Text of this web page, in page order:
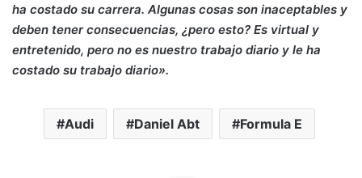
ha costado su carrera. Algunas cosas son inaceptables y
deben tener consecuencias, ¿pero esto? Es virtual y
entretenido, pero no es nuestro trabajo diario y le ha
costado su trabajo diario».
Audi Daniel Abt Formula E